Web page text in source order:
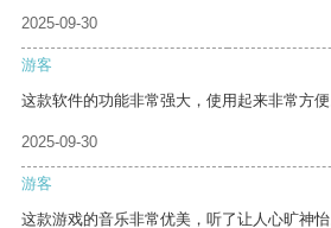
2025-09-30
游客
这款软件的功能非常强大，使用起来非常方便
2025-09-30
游客
这款游戏的音乐非常优美，听了让人心旷神怡